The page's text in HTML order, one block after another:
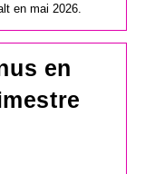
en mai 2026.
en